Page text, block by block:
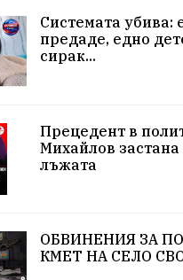
по памука агресия
поръчки
Бойко Борисов
в униформи Пейо
Системата убива:
предаде, едно
сирак...
Прецедент в
Михайлов застана
лъжата
ОБВИНЕНИЯ ЗА
КМЕТ НА СЕЛО